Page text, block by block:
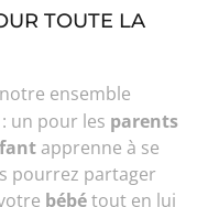
TOUTE LA
ensemble
: un pour les parents
apprenne à se
pourrez partager
bébétout en lui